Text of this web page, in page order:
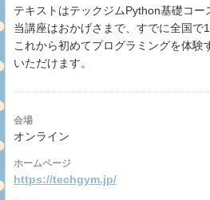
テキストはテックジムPython基礎コー
当講座はおかげさまで、すでに全国で
これから初めてプログラミングを体験
いただけます。
会場
オンライン
ホームページ
https://techgym.jp/